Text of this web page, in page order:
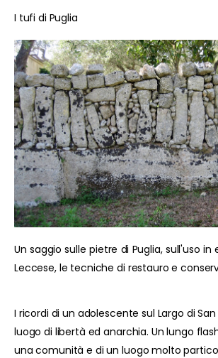
I tufi di Puglia
Un saggio sulle pietre di Puglia, sull'uso in
Leccese, le tecniche di restauro e
I ricordi di un adolescente sul Largo di
luogo di libertà ed anarchia. Un lungo
una comunità e di un luogo molto